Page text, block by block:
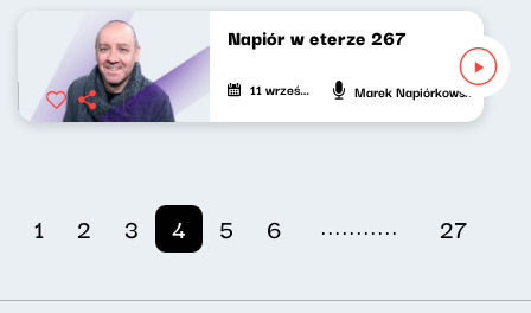
Napiór w eterze 267
11 września 2025 Marek Napiórkowski
1 2 3 4 5 6 ........... 27